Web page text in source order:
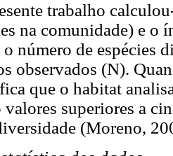
trabalho
na comunidade) e o
número de espécies
observados (N).
que o habitat
valores superiores a
(Moreno,